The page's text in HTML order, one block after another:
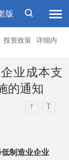
版
投资政策
详细内
业成本支
的通知
T T
制造业企业